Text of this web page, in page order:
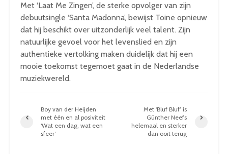
Met ‘Laat Me Zingen’, de sterke opvolger van zijn
debuutsingle ‘Santa Madonna’, bewijst Toine opnieuw
dat hij beschikt over uitzonderlijk veel talent. Zijn
natuurlijke gevoel voor het levenslied en zijn
authentieke vertolking maken duidelijk dat hij een
mooie toekomst tegemoet gaat in de Nederlandse
muziekwereld.
Boy van der Heijden
met één en al posiviteit
‘Wat een dag, wat een
sfeer’
Met ‘Bluf Bluf’ is
Günther Neefs
helemaal en sterker
dan ooit terug